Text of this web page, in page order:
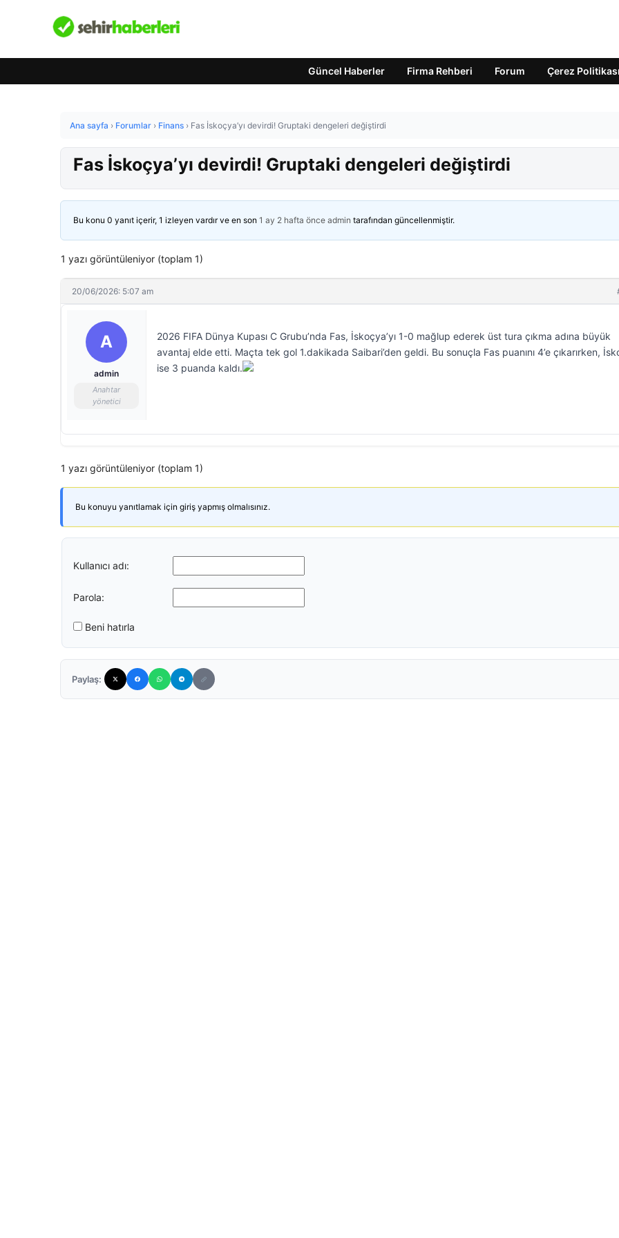
Güncel Haberler Firma Rehberi Forum Çerez Politikası
Ana sayfa › Forumlar › Finans › Fas İskoçya’yı devirdi! Gruptaki dengeleri değiştirdi
Fas İskoçya’yı devirdi! Gruptaki dengeleri değiştirdi
Bu konu 0 yanıt içerir, 1 izleyen vardır ve en son 1 ay 2 hafta önce admin tarafından güncellenmiştir.
1 yazı görüntüleniyor (toplam 1)
20/06/2026: 5:07 am
A
admin
Anahtar
yönetici
2026 FIFA Dünya Kupası C Grubu’nda Fas, İskoçya’yı 1-0 mağlup ederek üst tura çıkma adına büyük
avantaj elde etti. Maçta tek gol 1.dakikada Saibari’den geldi. Bu sonuçla Fas puanını 4’e çıkarırken,
ise 3 puanda kaldı.
1 yazı görüntüleniyor (toplam 1)
Bu konuyu yanıtlamak için giriş yapmış olmalısınız.
Kullanıcı adı:
Parola:
Beni hatırla
Paylaş: